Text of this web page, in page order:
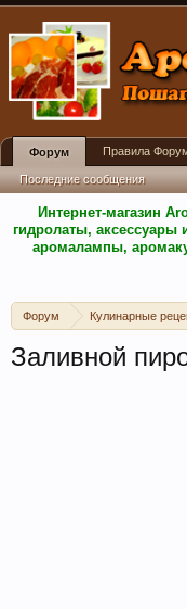
Интернет-магазин
гидролаты,
аромалампы,
Форум Кулинарные
Заливной
Форум
Последние сообщения
Правила